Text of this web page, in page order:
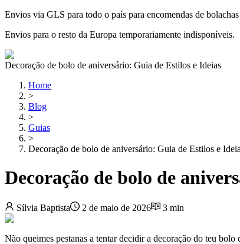
Envios via GLS para todo o país para encomendas de
Envios para o resto da Europa temporariamente indisponíveis.
Decoração de bolo de aniversário: Guia de Estilos e Ideias
Home
>
Blog
>
Guias
>
Decoração de bolo de aniversário: Guia de Estilos e
Decoração de bolo de
Sílvia Baptista 2 de maio de 2026 3 min
Não queimes pestanas a tentar decidir a decoração do teu bolo